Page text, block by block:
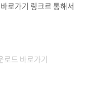
로가기 링크르 통해서
로드 바로가기